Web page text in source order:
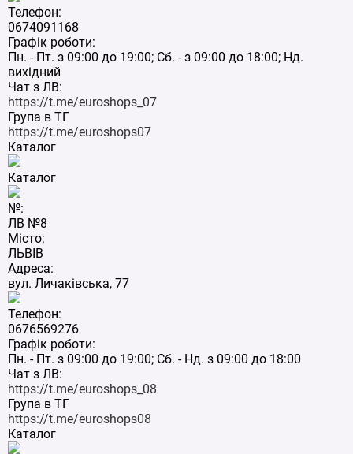
Телефон:
0674091168
Графік роботи:
Пн. - Пт. з 09:00 до 19:00; Сб. - з 09:00 до 18:00; Нд.
вихідний
Чат з ЛВ:
https://t.me/euroshops_07
Група в ТГ
https://t.me/euroshops07
Каталог
Каталог
№:
ЛВ №8
Місто:
ЛЬВІВ
Адреса:
вул. Личаківська, 77
Телефон:
0676569276
Графік роботи:
Пн. - Пт. з 09:00 до 19:00; Сб. - Нд. з 09:00 до 18:00
Чат з ЛВ:
https://t.me/euroshops_08
Група в ТГ
https://t.me/euroshops08
Каталог